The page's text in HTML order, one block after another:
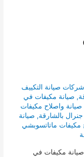
صيانة التكييف
, صيانة مكيفات في
صيانة واصلاح مكيفات
بالشارقة, صيانة
مكيفات ماتاتسوبشي
مكيفات في